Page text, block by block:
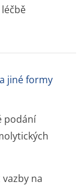
jiné formy
podání
na